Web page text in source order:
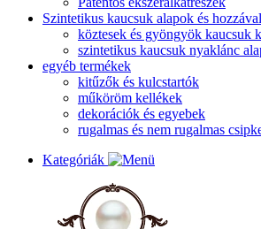
Szintetikus kaucsuk alapok és
köztesek és gyöngyök kaucsuk
szintetikus kaucsuk nyaklánc
egyéb termékek
kitűzők és kulcstartók
műköröm kellékek
dekorációk és egyebek
rugalmas és nem rugalmas
Kategóriák